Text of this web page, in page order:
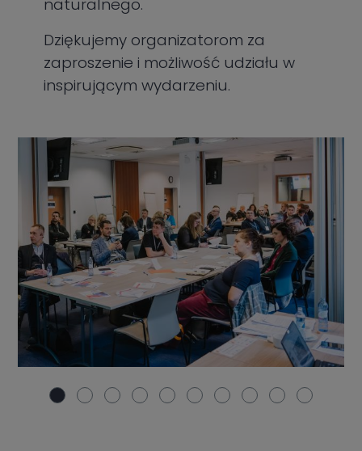
naturalnego.
Dziękujemy organizatorom za
zaproszenie i możliwość udziału w
inspirującym wydarzeniu.